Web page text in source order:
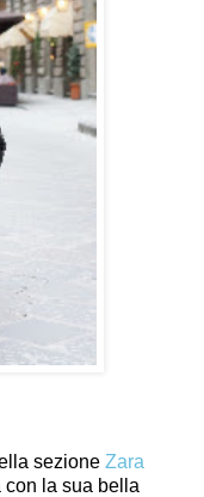
sezione Zara
con la sua bella